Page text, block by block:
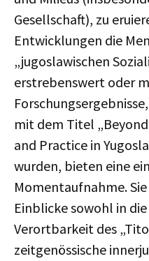
Gesellschaft), zu
Entwicklungen die
„jugoslawischen
erstrebenswert oder
mit dem Titel
and Practice in
wurden, bieten eine
Momentaufnahme.
Einblicke sowohl in
Verortbarkeit des
zeitgenössische